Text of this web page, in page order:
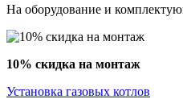
На оборудование и
10% скидка на монтаж
Установка газовых котлов